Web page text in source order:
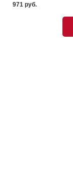
971 pуб.